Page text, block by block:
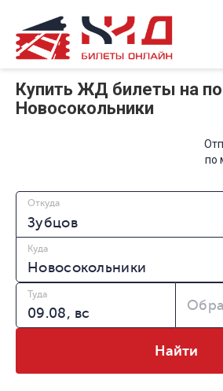
Купить ЖД билеты на
Новосокольники
по
Откуда
Куда
Туда
Найти